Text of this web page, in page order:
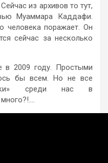
из архивов то тут,
Муаммара Каддафи.
человека поражает. Он
сейчас за несколько
в 2009 году. Простыми
бы всем. Но не все
среди нас в
много?!….